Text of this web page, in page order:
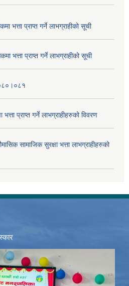
भत्ता प्राप्‍त गर्ने लाभग्राहीको सूची
भत्ता प्राप्‍त गर्ने लाभग्राहीको सूची
प्राप्त गर्ने लाभग्राहीहरुको विवरण
सामाजिक सुरक्षा भत्ता लाभग्राहीहरुको